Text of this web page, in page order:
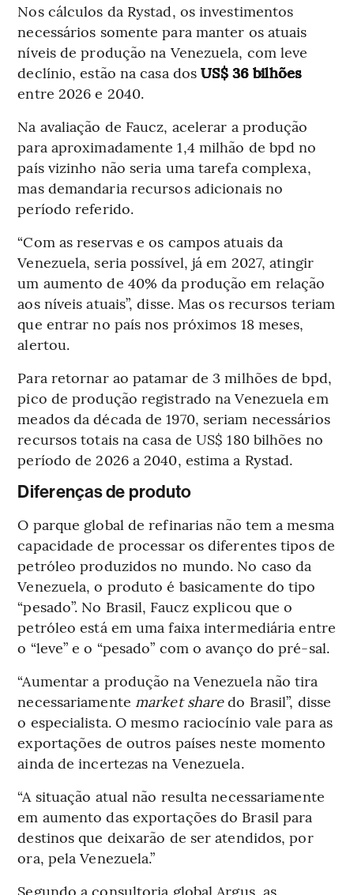
Nos cálculos da Rystad, os investimentos
necessários somente para manter os atuais
níveis de produção na Venezuela, com leve
declínio, estão na casa dosUS$ 36 bilhões
entre 2026 e 2040.
Na avaliação de Faucz, acelerar a produção
para aproximadamente 1,4 milhão de bpd no
país vizinho não seria uma tarefa complexa,
mas demandaria recursos adicionais no
período referido.
“Com as reservas e os campos atuais da
Venezuela, seria possível, já em 2027, atingir
um aumento de 40% da produção em relação
aos níveis atuais”, disse. Mas os recursos teriam
que entrar no país nos próximos 18 meses,
alertou.
Para retornar ao patamar de 3 milhões de bpd,
pico de produção registrado na Venezuela em
meados da década de 1970, seriam necessários
recursos totais na casa de US$ 180 bilhões no
período de 2026 a 2040, estima a Rystad.
Diferenças de produto
O parque global de refinarias não tem a mesma
capacidade de processar os diferentes tipos de
petróleo produzidos no mundo. No caso da
Venezuela, o produto é basicamente do tipo
“pesado”. No Brasil, Faucz explicou que o
petróleo está em uma faixa intermediária entre
o “leve” e o “pesado” com o avanço do pré-sal.
“Aumentar a produção na Venezuela não tira
necessariamente market sharedo Brasil”, disse
o especialista. O mesmo raciocínio vale para as
exportações de outros países neste momento
ainda de incertezas na Venezuela.
“A situação atual não resulta necessariamente
em aumento das exportações do Brasil para
destinos que deixarão de ser atendidos, por
ora, pela Venezuela.”
Segundo a consultoria global Argus, as